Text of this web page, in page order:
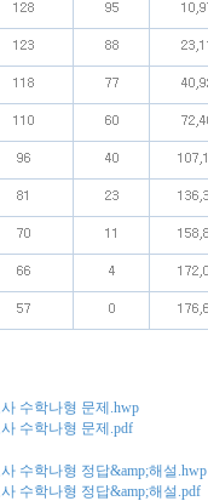
수학나형 문제.hwp
수학나형 문제.pdf
수학나형 정답&amp;해설.hwp
수학나형 정답&amp;해설.pdf